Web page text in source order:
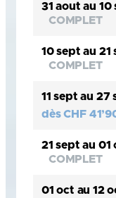
31 aout au
COMPLET
10 sept au
COMPLET
11 sept au 27
dès CHF
21 sept au
COMPLET
01 oct au 12